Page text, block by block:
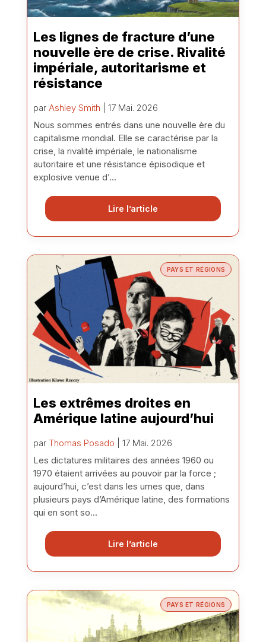
Les lignes de fracture d’une
nouvelle ère de crise. Rivalité
impériale, autoritarisme et
résistance
par Ashley Smith | 17 Mai. 2026
Nous sommes entrés dans une nouvelle ère du
capitalisme mondial. Elle se caractérise par la
crise, la rivalité impériale, le nationalisme
autoritaire et une résistance épisodique et
explosive venue d’...
Lire l’article
PAYS ET RÉGIONS
Les extrêmes droites en
Amérique latine aujourd’hui
par Thomas Posado | 17 Mai. 2026
Les dictatures militaires des années 1960 ou
1970 étaient arrivées au pouvoir par la force ;
aujourd’hui, c’est dans les urnes que, dans
plusieurs pays d’Amérique latine, des formations
qui en sont so...
Lire l’article
PAYS ET RÉGIONS